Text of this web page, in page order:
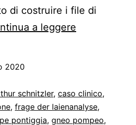
di costruire i file di
a leggere
Sias
2020
schnitzler, caso clinico,
, frage der laienanalyse,
pontiggia, gneo pompeo,